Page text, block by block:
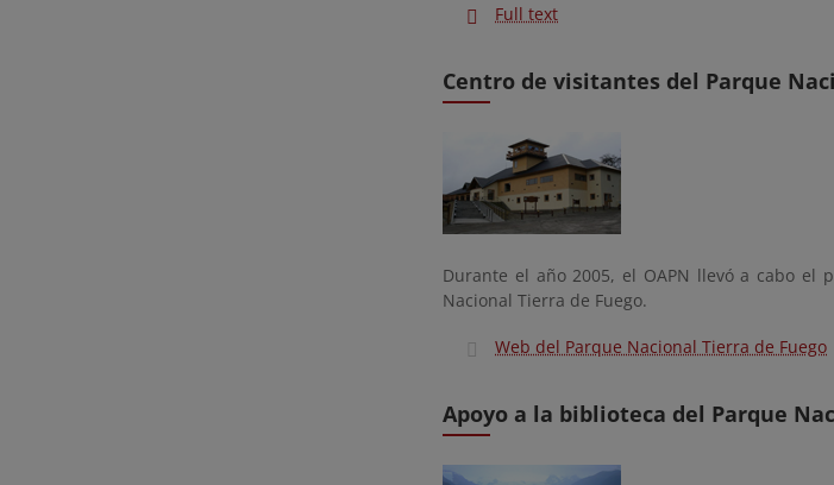
Full text
Centro de visitantes del Parque
Durante el año 2005, el OAPN llevó a cabo el
Nacional Tierra de Fuego.
Web del Parque Nacional Tierra de Fuego
Apoyo a la biblioteca del Parque